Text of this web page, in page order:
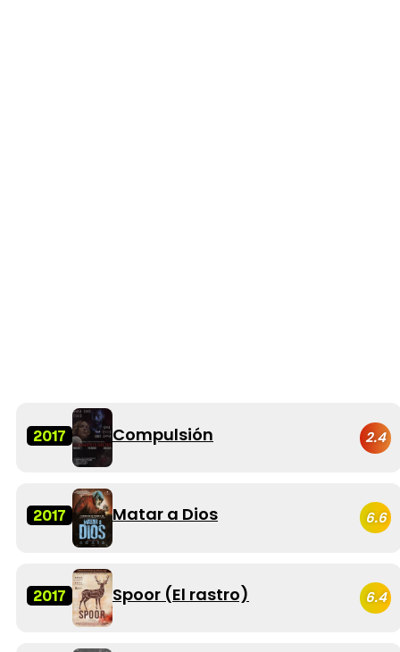
2017 Compulsión 2.4
2017 Matar a Dios 6.6
2017 Spoor (El rastro) 6.4